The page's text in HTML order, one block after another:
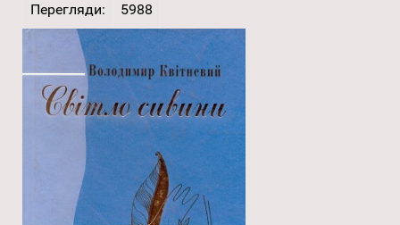
Перегляди: 5988